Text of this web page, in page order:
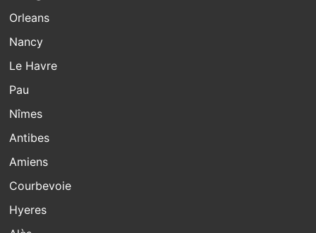
Orleans
Nancy
Le Havre
Pau
Nîmes
Antibes
Amiens
Courbevoie
Hyeres